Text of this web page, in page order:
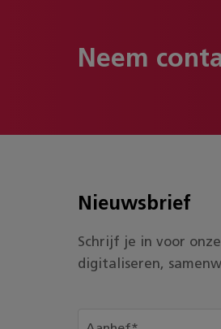
Neem
Nieuwsbrief
Schrijf je in voor
digitaliseren,